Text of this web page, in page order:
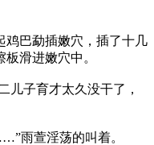
巴勐插嫩穴，插了十几
滑进嫩穴中。
子育才太久没干了，
萱淫荡的叫着。